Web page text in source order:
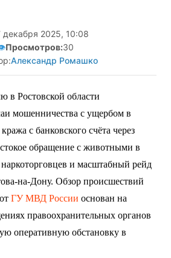
декабря 2025, 10:08
Просмотров:30
Александр Ромашко
в Ростовской области
мошенничества с ущербом в
с банковского счёта через
обращение с животными в
и масштабный рейд
на-Дону. Обзор происшествий
ГУ МВД России основан на
правоохранительных органов
оперативную обстановку в